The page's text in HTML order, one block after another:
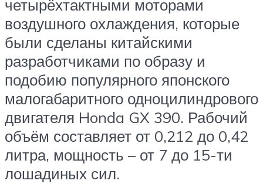
четырёхтактными моторами
воздушного охлаждения, которые
были сделаны китайскими
разработчиками по образу и
подобию популярного японского
малогабаритного одноцилиндрового
двигателя Honda GX 390. Рабочий
объём составляет от 0,212 до 0,42
литра, мощность – от 7 до 15-ти
лошадиных сил.